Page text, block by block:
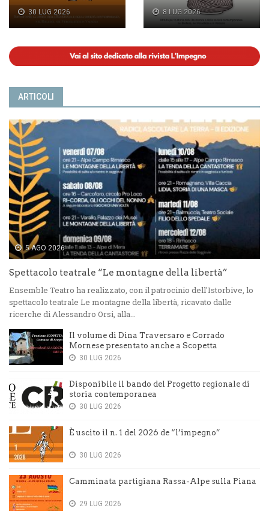
30 LUG 2026 8 LUG 2026
ARTICOLI
5 AGO 2026
Spettacolo teatrale “Le montagne della libertà”
Ensemble Teatro ha realizzato, con il patrocinio dell'Istorbive, lo
spettacolo teatrale Le montagne della libertà, ricavato dalle
ricerche di Alessandro Orsi, alla…
Il volume di Dina Traversaro e Corrado
Mornese presentato anche a Scopetta
30 LUG 2026
Disponibile il bando del Progetto regionale di
storia contemporanea
30 LUG 2026
È uscito il n. 1 del 2026 de “l’impegno”
30 LUG 2026
Camminata partigiana Rassa-Alpe sulla Piana
29 LUG 2026